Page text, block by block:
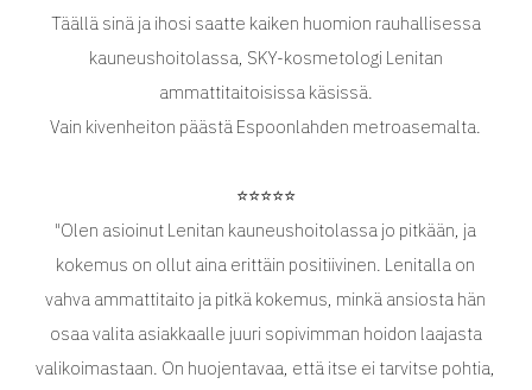
Täällä sinä ja ihosi saatte kaiken huomion rauhallisessa
kauneushoitolassa, SKY-kosmetologi Lenitan
ammattitaitoisissa käsissä.
Vain kivenheiton päästä Espoonlahden metroasemalta.
⭐️⭐️⭐️⭐️⭐️
"Olen asioinut Lenitan kauneushoitolassa jo pitkään, ja
kokemus on ollut aina erittäin positiivinen. Lenitalla on
vahva ammattitaito ja pitkä kokemus, minkä ansiosta hän
osaa valita asiakkaalle juuri sopivimman hoidon laajasta
valikoimastaan. On huojentavaa, että itse ei tarvitse pohtia,